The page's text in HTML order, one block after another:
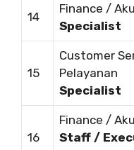
14
Finance /
Specialist
15
Customer
Pelayanan
Specialist
16
Finance /
Staff /